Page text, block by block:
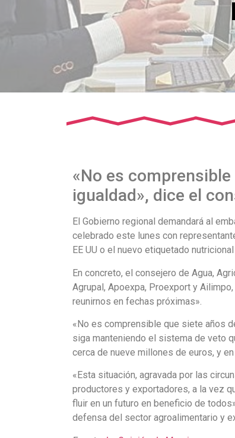
«No es
igualdad», dice el
El Gobierno regional demandará al
celebrado este lunes con
EE UU o el nuevo etiquetado
En concreto, el consejero de Agua,
Agrupal, Apoexpa, Proexport y
reunirnos en fechas próximas».
«No es comprensible que siete años
siga manteniendo el sistema de veto
cerca de nueve millones de euros, y
«Esta situación, agravada por las
productores y exportadores, a la vez
fluir en un futuro en beneficio de
defensa del sector agroalimentario y